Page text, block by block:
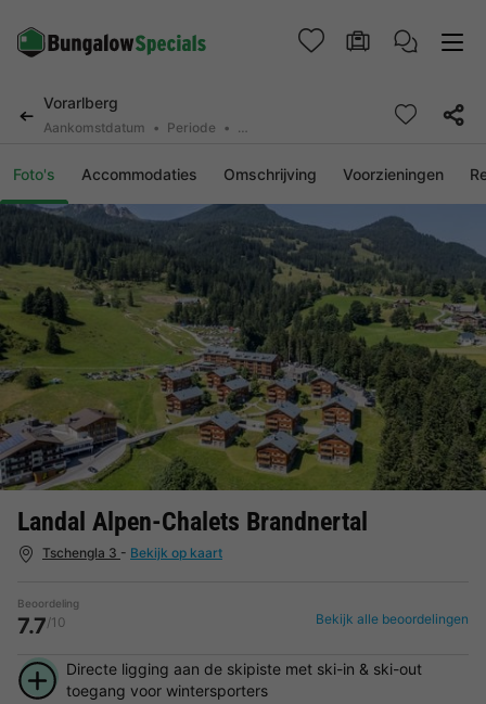
Vorarlberg
Aankomstdatum Periode 2 deelnemers, 0 huisdier
Foto's Accommodaties Omschrijving Voorzieningen
Landal Alpen-Chalets Brandnertal
Tschengla 3 - Bekijk op kaart
Beoordeling
7.7/10 Bekijk alle beoordelingen
Directe ligging aan de skipiste met ski-in & ski-out
toegang voor wintersporters